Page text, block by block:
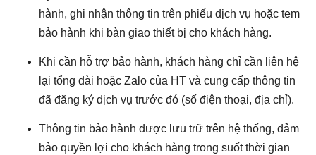
hành, ghi nhận thông tin trên phiếu dịch vụ hoặc tem
bảo hành khi bàn giao thiết bị cho khách hàng.
Khi cần hỗ trợ bảo hành, khách hàng chỉ cần liên hệ
lại tổng đài hoặc Zalo của HT và cung cấp thông tin
đã đăng ký dịch vụ trước đó (số điện thoại, địa chỉ).
Thông tin bảo hành được lưu trữ trên hệ thống, đảm
bảo quyền lợi cho khách hàng trong suốt thời gian